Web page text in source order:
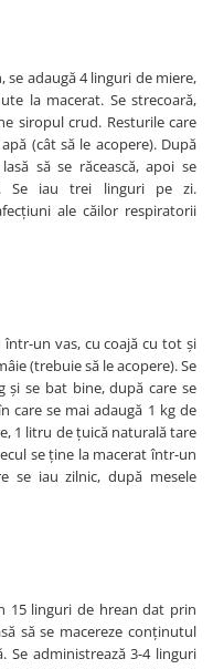
se adaugă 4 linguri de miere,
la macerat. Se strecoară,
siropul crud. Resturile care
(cât să le acopere). După
să se răcească, apoi se
Se iau trei linguri pe zi.
ale căilor respiratorii
un vas, cu coajă cu tot şi
(trebuie să le acopere). Se
şi se bat bine, după care se
care se mai adaugă 1 kg de
1 litru de ţuică naturală tare
se ţine la macerat într-un
se iau zilnic, după mesele
15 linguri de hrean dat prin
să se macereze conţinutul
Se administrează 3-4 linguri